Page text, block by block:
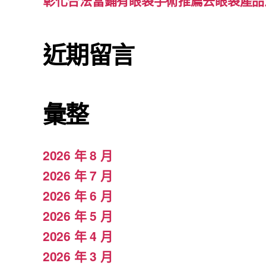
近期留言
彙整
2026 年 8 月
2026 年 7 月
2026 年 6 月
2026 年 5 月
2026 年 4 月
2026 年 3 月